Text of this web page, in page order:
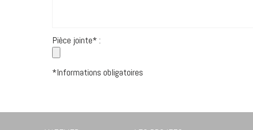
Pièce jointe* :
*Informations obligatoires